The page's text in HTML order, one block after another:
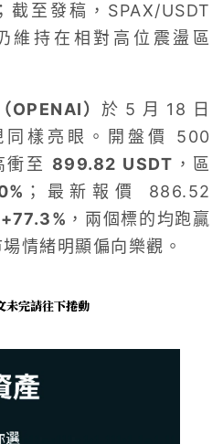
截至發稿，SPAX/USDT
維持在相對高位震盪區
OPENAI） 於 5 月 18 日
同樣亮眼。開盤價 500
衝至 899.82 USDT ，區
；最新報價 886.52
+77.3% ，兩個標的均跑贏
情緒明顯偏向樂觀。
未完請往下捲動